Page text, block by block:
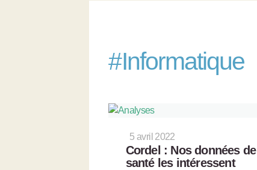
#Informatique
5 avril 2022
Cordel : Nos données de
santé les intéressent